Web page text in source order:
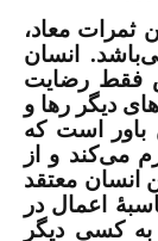
ثمرات معاد،
انسان
فقط رضایت
دیگر رها و
باور است که
می‌کند و از
انسان معتقد
اعمال در
به کسی دیگر